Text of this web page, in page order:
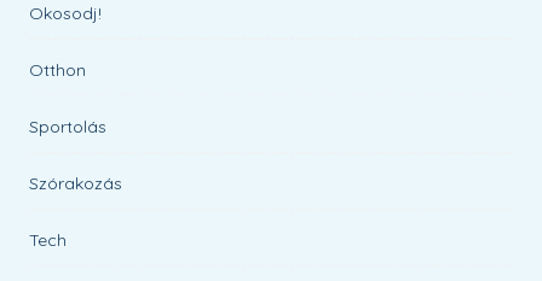
Okosodj!
Otthon
Sportolás
Szórakozás
Tech